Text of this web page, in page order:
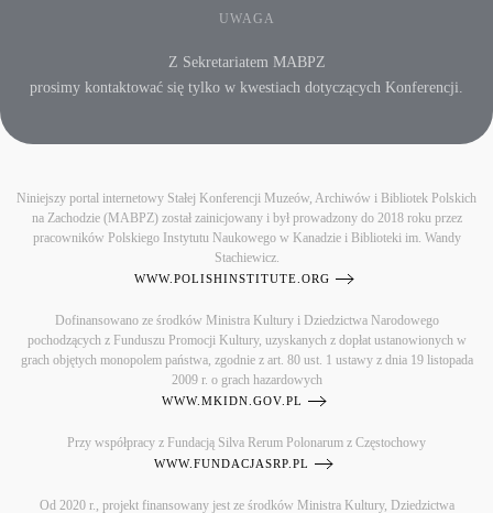
UWAGA
Z Sekretariatem MABPZ
prosimy kontaktować się tylko w kwestiach dotyczących Konferencji.
Niniejszy portal internetowy Stałej Konferencji Muzeów, Archiwów i Bibliotek Polskich
na Zachodzie (MABPZ) został zainicjowany i był prowadzony do 2018 roku przez
pracowników Polskiego Instytutu Naukowego w Kanadzie i Biblioteki im. Wandy
Stachiewicz.
WWW.POLISHINSTITUTE.ORG
Dofinansowano ze środków Ministra Kultury i Dziedzictwa Narodowego
pochodzących z Funduszu Promocji Kultury, uzyskanych z dopłat ustanowionych w
grach objętych monopolem państwa, zgodnie z art. 80 ust. 1 ustawy z dnia 19 listopada
2009 r. o grach hazardowych
WWW.MKIDN.GOV.PL
Przy współpracy z Fundacją Silva Rerum Polonarum z Częstochowy
WWW.FUNDACJASRP.PL
Od 2020 r., projekt finansowany jest ze środków Ministra Kultury, Dziedzictwa